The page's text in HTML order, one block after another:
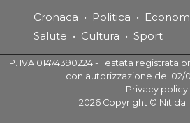
Cronaca • Politica •
Salute • Cultura • Sport
P. IVA 01474390224 - Testata registrata
con autorizzazione del 02/
Privacy policy
2026 Copyright © Nitida